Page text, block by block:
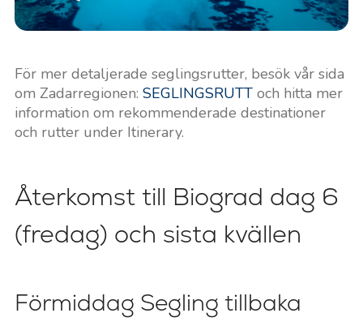
För mer detaljerade seglingsrutter, besök vår sida
om Zadarregionen: SEGLINGSRUTToch hitta mer
information om rekommenderade destinationer
och rutter under Itinerary.
Återkomst till Biograd dag 6
(fredag) och sista kvällen
Förmiddag Segling tillbaka